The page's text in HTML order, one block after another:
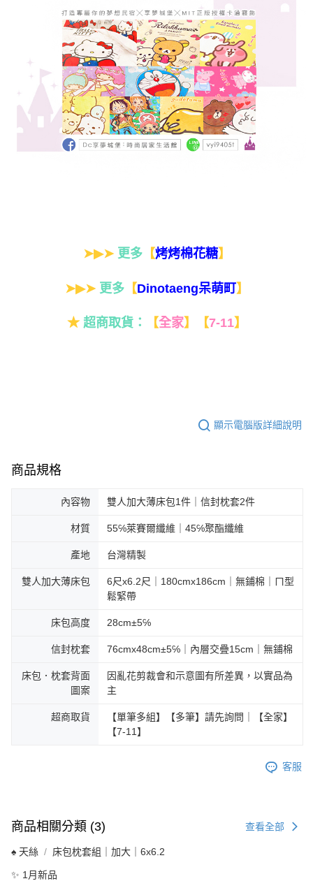
➤▶➤ 更多【烤烤棉花糖】
➤▶➤ 更多【Dinotaeng呆萌町】
★ 超商取貨： 【全家】 【7-11】
顯示電腦版詳細說明
商品規格
內容物 雙人加大薄床包1件｜信封枕套2件
材質 55℅萊賽爾纖維｜45℅聚酯纖維
產地 台灣精製
雙人加大薄床包
6尺x6.2尺｜180cmx186cm｜無鋪棉｜ㄇ型
鬆緊帶
床包高度 28cm±5℅
信封枕套 76cmx48cm±5℅｜內層交疊15cm｜無鋪棉
床包．枕套背面
圖案
因亂花剪裁會和示意圖有所差異，以實品為
主
超商取貨
【單筆多組】【多筆】請先詢問｜【全家】
【7-11】
客服
商品相關分類 (3) 查看全部
♠ 天絲 床包枕套組｜加大｜6x6.2
✨ 1月新品